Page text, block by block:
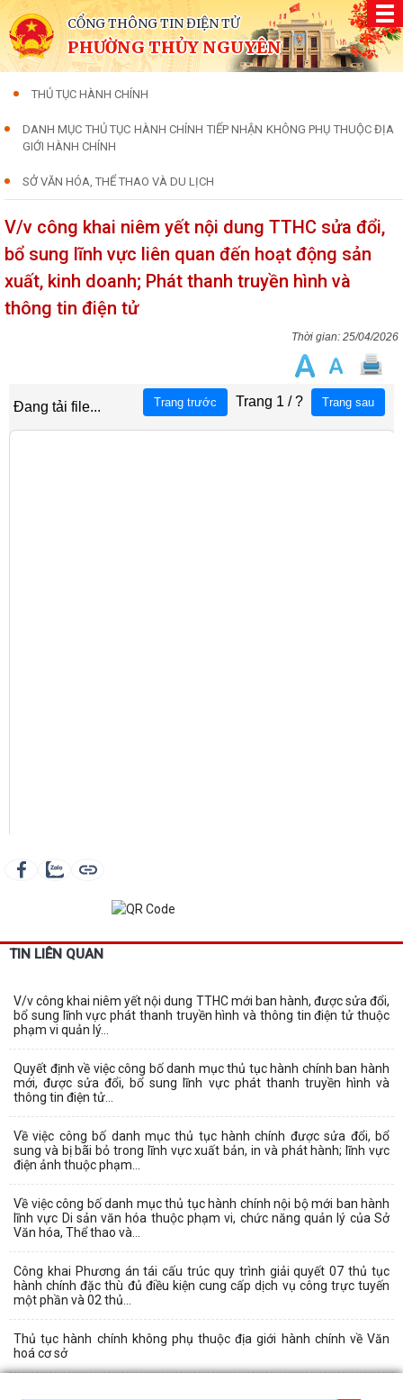
CỔNG THÔNG TIN ĐIỆN TỬ
PHƯỜNG THỦY NGUYÊN
THỦ TỤC HÀNH CHÍNH
DANH MỤC THỦ TỤC HÀNH CHÍNH TIẾP NHẬN KHÔNG PHỤ THUỘC ĐỊA
GIỚI HÀNH CHÍNH
SỞ VĂN HÓA, THỂ THAO VÀ DU LỊCH
V/v công khai niêm yết nội dung TTHC sửa đổi,
bổ sung lĩnh vực liên quan đến hoạt động sản
xuất, kinh doanh; Phát thanh truyền hình và
thông tin điện tử
25/04/2026
TIN LIÊN QUAN
V/v công khai niêm yết nội dung TTHC mới ban hành, được sửa đổi,
bổ sung lĩnh vực phát thanh truyền hình và thông tin điện tử thuộc
phạm vi quản lý...
Quyết định về việc công bố danh mục thủ tục hành chính ban hành
mới, được sửa đổi, bổ sung lĩnh vực phát thanh truyền hình và
thông tin điện tử...
Về việc công bố danh mục thủ tục hành chính được sửa đổi, bổ
sung và bị bãi bỏ trong lĩnh vực xuất bản, in và phát hành; lĩnh vực
điện ảnh thuộc phạm...
Về việc công bố danh mục thủ tục hành chính nội bộ mới ban hành
lĩnh vực Di sản văn hóa thuộc phạm vi, chức năng quản lý của Sở
Văn hóa, Thể thao và...
Công khai Phương án tái cấu trúc quy trình giải quyết 07 thủ tục
hành chính đặc thù đủ điều kiện cung cấp dịch vụ công trực tuyến
một phần và 02 thủ...
Thủ tục hành chính không phụ thuộc địa giới hành chính về Văn
hoá cơ sở